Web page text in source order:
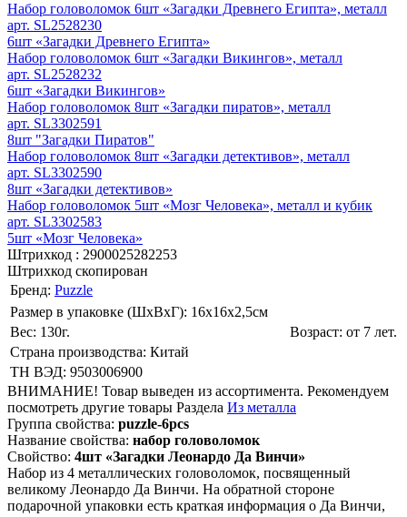
Набор головоломок 6шт «Загадки Древнего Египта», металл
арт. SL2528230
6шт «Загадки Древнего Египта»
Набор головоломок 6шт «Загадки Викингов», металл
арт. SL2528232
6шт «Загадки Викингов»
Набор головоломок 8шт «Загадки пиратов», металл
арт. SL3302591
8шт "Загадки Пиратов"
Набор головоломок 8шт «Загадки детективов», металл
арт. SL3302590
8шт «Загадки детективов»
Набор головоломок 5шт «Мозг Человека», металл и кубик
арт. SL3302583
5шт «Мозг Человека»
Штрихкод : 2900025282253
Штрихкод скопирован
Бренд: Puzzle
Размер в упаковке (ШхВxГ): 16х16х2,5cм
Вес: 130г.
Возраст: от 7 лет.
Страна производства: Китай
ТН ВЭД: 9503006900
ВНИМАНИЕ! Товар выведен из ассортимента. Рекомендуем
посмотреть другие товары Раздела Из металла
Группа свойства: puzzle-6pcs
Название свойства: набор головоломок
Свойство: 4шт «Загадки Леонардо Да Винчи»
Набор из 4 металлических головоломок, посвященный
великому Леонардо Да Винчи. На обратной стороне
подарочной упаковки есть краткая информация о Да Винчи,